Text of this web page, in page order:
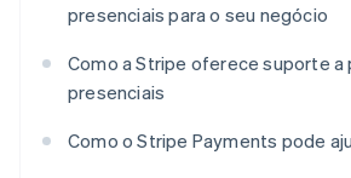
presenciais para o seu negócio
Como a Stripe oferece suporte a
presenciais
Como o Stripe Payments pode